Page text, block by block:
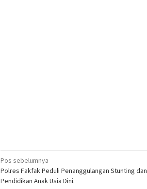
Navigasi
pos
Pos sebelumnya
Polres Fakfak Peduli Penanggulangan Stunting dan
Pendidikan Anak Usia Dini.